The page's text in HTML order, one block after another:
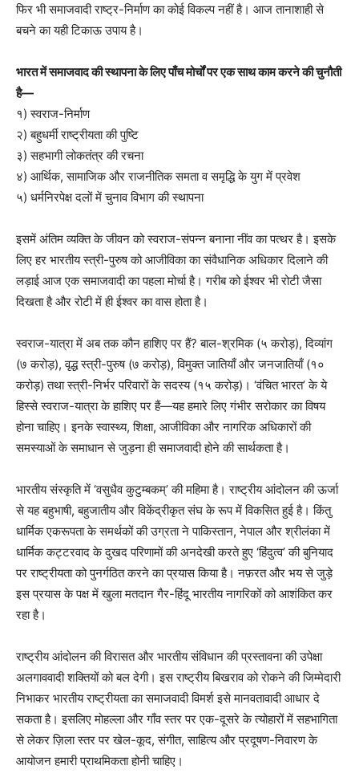
फिर भी समाजवादी राष्ट्र-निर्माण का कोई विकल्प नहीं है। आज तानाशाही से
बचने का यही टिकाऊ उपाय है।
भारत में समाजवाद की स्थापना के लिए पाँच मोर्चों पर एक साथ काम करने की चुनौती
है—
१) स्वराज-निर्माण
२) बहुधर्मी राष्ट्रीयता की पुष्टि
३) सहभागी लोकतंत्र की रचना
४) आर्थिक, सामाजिक और राजनीतिक समता व समृद्धि के युग में प्रवेश
५) धर्मनिरपेक्ष दलों में चुनाव विभाग की स्थापना
इसमें अंतिम व्यक्ति के जीवन को स्वराज-संपन्न बनाना नींव का पत्थर है। इसके
लिए हर भारतीय स्त्री-पुरुष को आजीविका का संवैधानिक अधिकार दिलाने की
लड़ाई आज एक समाजवादी का पहला मोर्चा है। गरीब को ईश्वर भी रोटी जैसा
दिखता है और रोटी में ही ईश्वर का वास होता है।
स्वराज-यात्रा में अब तक कौन हाशिए पर हैं? बाल-श्रमिक (५ करोड़), दिव्यांग
(७ करोड़), वृद्ध स्त्री-पुरुष (७ करोड़), विमुक्त जातियाँ और जनजातियाँ (१०
करोड़) तथा स्त्री-निर्भर परिवारों के सदस्य (१५ करोड़)। ‘वंचित भारत’ के ये
हिस्से स्वराज-यात्रा के हाशिए पर हैं—यह हमारे लिए गंभीर सरोकार का विषय
होना चाहिए। इनके स्वास्थ्य, शिक्षा, आजीविका और नागरिक अधिकारों की
समस्याओं के समाधान से जुड़ना ही समाजवादी होने की सार्थकता है।
भारतीय संस्कृति में ‘वसुधैव कुटुम्बकम्’ की महिमा है। राष्ट्रीय आंदोलन की ऊर्जा
से यह बहुभाषी, बहुजातीय और विकेंद्रीकृत संघ के रूप में विकसित हुई है। किंतु
धार्मिक एकरूपता के समर्थकों की उग्रता ने पाकिस्तान, नेपाल और श्रीलंका में
धार्मिक कट्टरवाद के दुखद परिणामों की अनदेखी करते हुए ‘हिंदुत्व’ की बुनियाद
पर राष्ट्रीयता को पुनर्गठित करने का प्रयास किया है। नफ़रत और भय से जुड़े
इस प्रयास के पक्ष में खुला मतदान गैर-हिंदू भारतीय नागरिकों को आशंकित कर
रहा है।
राष्ट्रीय आंदोलन की विरासत और भारतीय संविधान की प्रस्तावना की उपेक्षा
अलगाववादी शक्तियों को बल देगी। इस राष्ट्रीय बिखराव को रोकने की जिम्मेदारी
निभाकर भारतीय राष्ट्रीयता का समाजवादी विमर्श इसे मानवतावादी आधार दे
सकता है। इसलिए मोहल्ला और गाँव स्तर पर एक-दूसरे के त्योहारों में सहभागिता
से लेकर ज़िला स्तर पर खेल-कूद, संगीत, साहित्य और प्रदूषण-निवारण के
आयोजन हमारी प्राथमिकता होनी चाहिए।